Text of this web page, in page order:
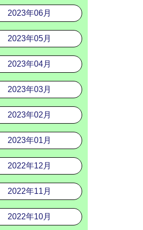
2023年06月
2023年05月
2023年04月
2023年03月
2023年02月
2023年01月
2022年12月
2022年11月
2022年10月